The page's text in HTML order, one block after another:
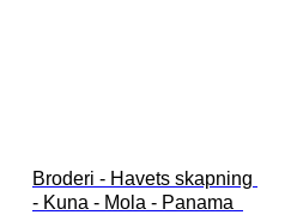
Broderi - Havets skapning
- Kuna - Mola - Panama